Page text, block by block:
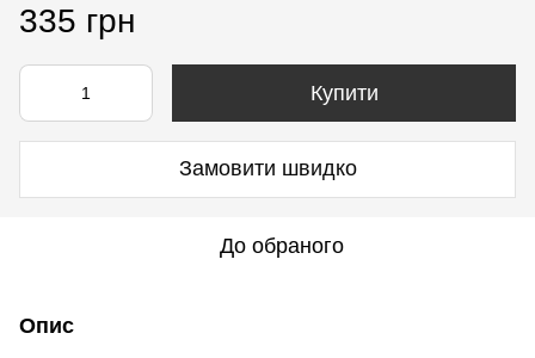
335 грн
Купити
Замовити швидко
До обраного
Опис